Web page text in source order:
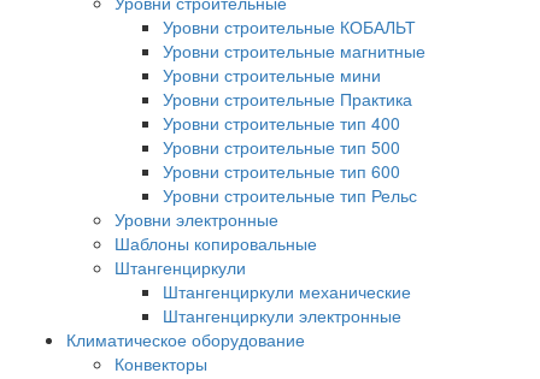
Уровни строительные КОБАЛЬТ
Уровни строительные магнитные
Уровни строительные мини
Уровни строительные Практика
Уровни строительные тип 400
Уровни строительные тип 500
Уровни строительные тип 600
Уровни строительные тип Рельс
Уровни электронные
Шаблоны копировальные
Штангенциркули
Штангенциркули механические
Штангенциркули электронные
Климатическое оборудование
Конвекторы